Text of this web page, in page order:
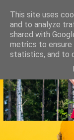
This site uses
and to analyze
shared with
metrics to ensure
statistics, and to